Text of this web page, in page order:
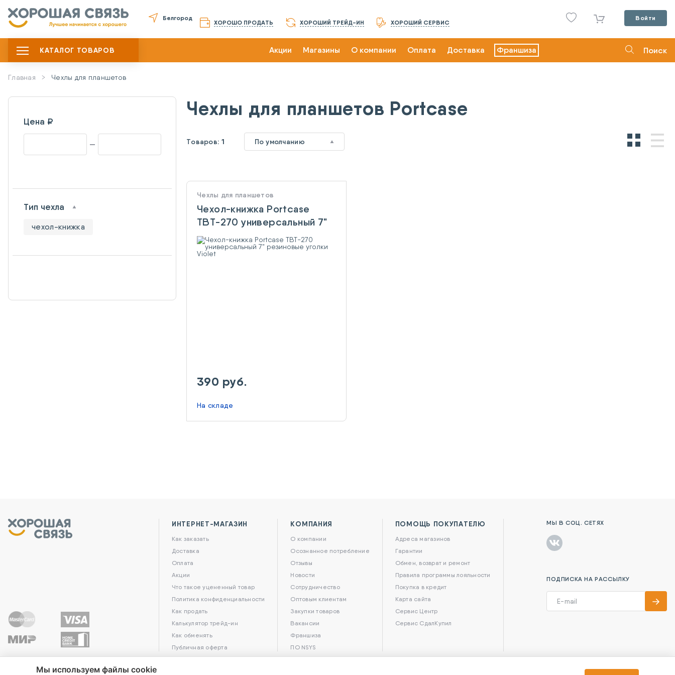
Белгород
ХОРОШО ПРОДАТЬ ХОРОШИЙ ТРЕЙД-ИН ХОРОШИЙ СЕРВИС
Войти
КАТАЛОГ ТОВАРОВ Акции Магазины О компании Оплата Доставка Франшиза Поиск
Главная Чехлы для планшетов
Цена ₽
Тип чехла
чехол-книжка
Чехлы для планшетов Portcase
Товаров: 1 По умолчанию
Чехлы для планшетов
Чехол-книжка Portcase
TBT-270 универсальный 7"
резиновые уголки Violet
390 руб.
На складе
ИНТЕРНЕТ-МАГАЗИН
Как заказать
Доставка
Оплата
Акции
Что такое уцененный товар
Политика конфиденциальности
Как продать
Калькулятор трейд-ин
Как обменять
Публичная оферта
КОМПАНИЯ
О компании
Осознанное потребление
Отзывы
Новости
Сотрудничество
Оптовым клиентам
Закупки товаров
Вакансии
Франшиза
ПО NSYS
ПОМОЩЬ ПОКУПАТЕЛЮ
Адреса магазинов
Гарантии
Обмен, возврат и ремонт
Правила программы лояльности
Покупка в кредит
Карта сайта
Сервис Центр
Сервис СдалКупил
МЫ В СОЦ. СЕТЯХ
ПОДПИСКА НА РАССЫЛКУ
Мы используем файлы cookie